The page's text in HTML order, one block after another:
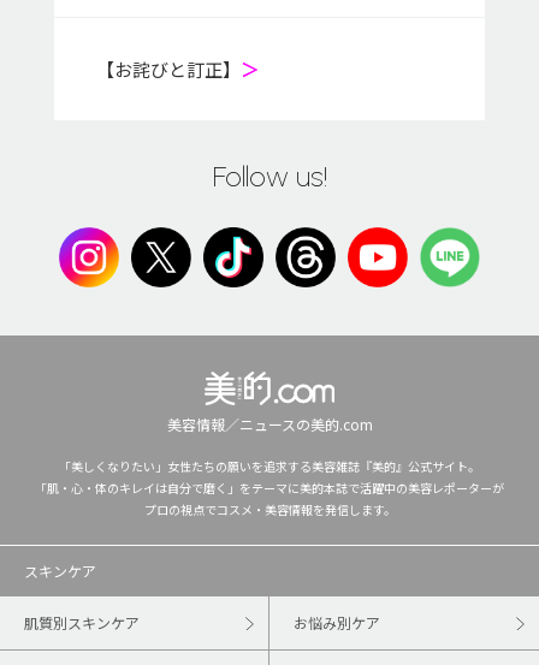
【お詫びと訂正】 ＞
Follow us!
美容情報／ニュースの美的.com
「美しくなりたい」女性たちの願いを追求する美容雑誌『美的』公式サイト。
「肌・心・体のキレイは自分で磨く」をテーマに美的本誌で活躍中の美容レポーターが
プロの視点でコスメ・美容情報を発信します。
スキンケア
肌質別スキンケア お悩み別ケア